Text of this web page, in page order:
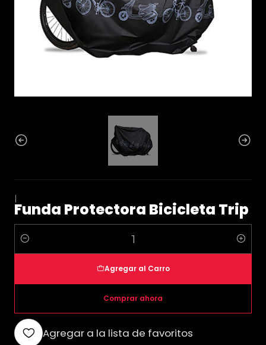
|
Funda Protectora Bicicleta Trip
Cantidad
Agregar al Carro
Comprar ahora
Agregar a la lista de favoritos